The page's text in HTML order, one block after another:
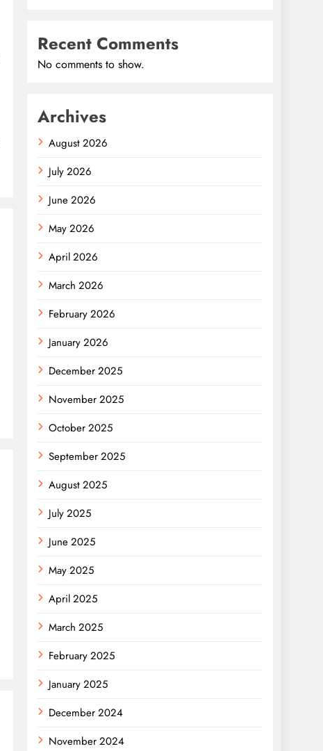
Recent Comments
No comments to show.
Archives
August 2026
July 2026
June 2026
May 2026
April 2026
March 2026
February 2026
January 2026
December 2025
November 2025
October 2025
September 2025
August 2025
July 2025
June 2025
May 2025
April 2025
March 2025
February 2025
January 2025
December 2024
November 2024